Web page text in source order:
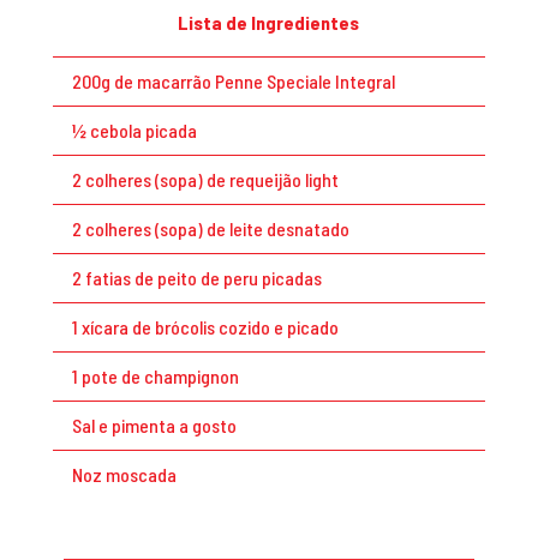
Lista de Ingredientes
200g de macarrão Penne Speciale Integral
½ cebola picada
2 colheres (sopa) de requeijão light
2 colheres (sopa) de leite desnatado
2 fatias de peito de peru picadas
1 xícara de brócolis cozido e picado
1 pote de champignon
Sal e pimenta a gosto
Noz moscada